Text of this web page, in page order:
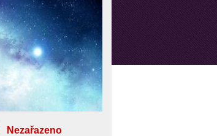
Nezařazeno